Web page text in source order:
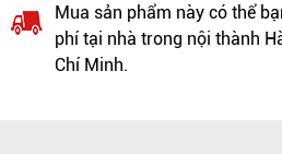
Mua sản phẩm này có thể
phí tại nhà trong nội thành
Chí Minh.